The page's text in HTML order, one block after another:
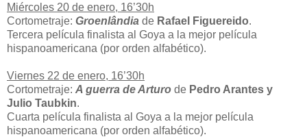
Miércoles 20 de enero, 16’30h
Cortometraje: Groenlândia de Rafael Figuereido.
Tercera película finalista al Goya a la mejor película
hispanoamericana (por orden alfabético).
Viernes 22 de enero, 16’30h
Cortometraje: A guerra de Arturo de Pedro Arantes y
Julio Taubkin.
Cuarta película finalista al Goya a la mejor película
hispanoamericana (por orden alfabético).